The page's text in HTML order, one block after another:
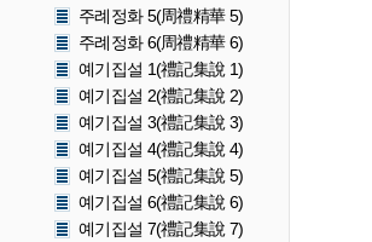
주례정화 5(周禮精華 5)
주례정화 6(周禮精華 6)
예기집설 1(禮記集說 1)
예기집설 2(禮記集說 2)
예기집설 3(禮記集說 3)
예기집설 4(禮記集說 4)
예기집설 5(禮記集說 5)
예기집설 6(禮記集說 6)
예기집설 7(禮記集說 7)